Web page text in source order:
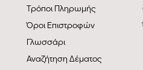
Τρόποι Πληρωμής
Όροι Επιστροφών
Γλωσσάρι
Αναζήτηση Δέματος